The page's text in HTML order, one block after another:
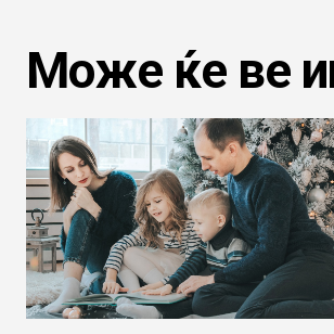
Може ќе ве